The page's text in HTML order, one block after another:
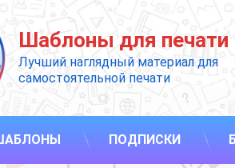
Шаблоны для печати
Лучший наглядный материал для
самостоятельной печати
ПОДПИСКИ